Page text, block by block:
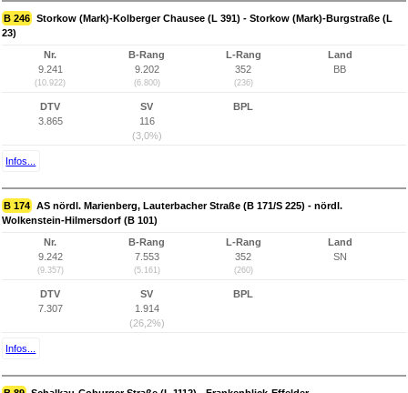
B 246 Storkow (Mark)-Kolberger Chausee (L 391) - Storkow (Mark)-Burgstraße (L
23)
Nr.
9.241
(10.922)
B-Rang
9.202
(6.800)
L-Rang
352
(236)
Land
BB
DTV
3.865
SV
116
(3,0%)
BPL
Infos...
B 174 AS nördl. Marienberg, Lauterbacher Straße (B 171/S 225) - nördl.
Wolkenstein-Hilmersdorf (B 101)
Nr.
9.242
(9.357)
B-Rang
7.553
(5.161)
L-Rang
352
(260)
Land
SN
DTV
7.307
SV
1.914
(26,2%)
BPL
Infos...